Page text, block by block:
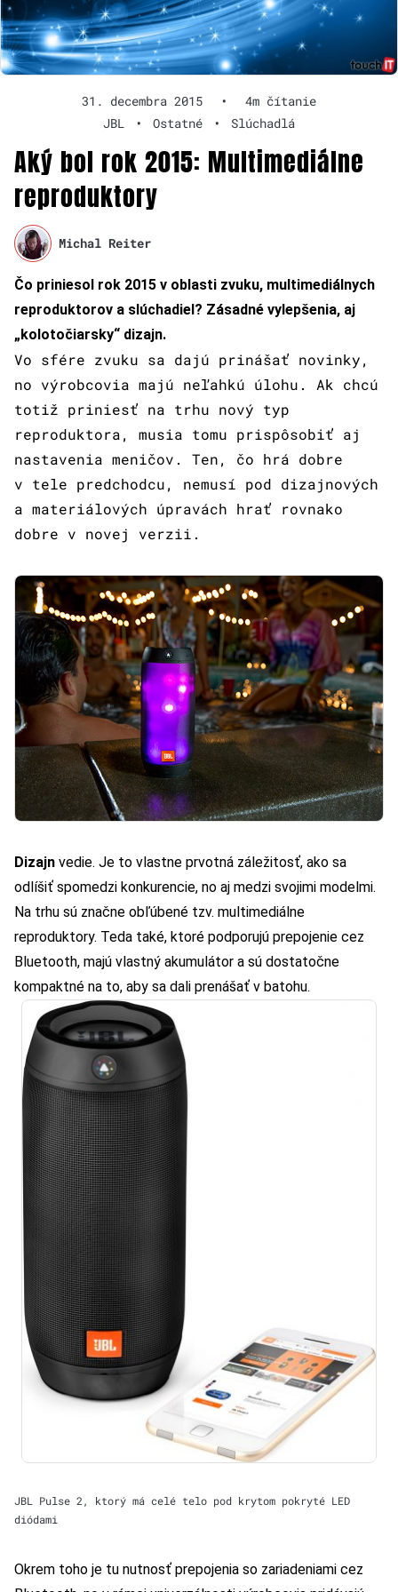
31. decembra 2015 •
4m čítanie
JBL
• Ostatné • Slúchadlá
Aký bol rok 2015: Multimediálne
reproduktory
Michal Reiter
Čo priniesol rok 2015 v oblasti zvuku, multimediálnych
reproduktorov a slúchadiel? Zásadné vylepšenia, aj
„kolotočiarsky“ dizajn.
Vo sfére zvuku sa dajú prinášať novinky,
no výrobcovia majú neľahkú úlohu. Ak chcú
totiž priniesť na trhu nový typ
reproduktora, musia tomu prispôsobiť aj
nastavenia meničov. Ten, čo hrá dobre
v tele predchodcu, nemusí pod dizajnových
a materiálových úpravách hrať rovnako
dobre v novej verzii.
Dizajn vedie. Je to vlastne prvotná záležitosť, ako sa
odlíšiť spomedzi konkurencie, no aj medzi svojimi modelmi.
Na trhu sú značne obľúbené tzv. multimediálne
reproduktory. Teda také, ktoré podporujú prepojenie cez
Bluetooth, majú vlastný akumulátor a sú dostatočne
kompaktné na to, aby sa dali prenášať v batohu.
JBL Pulse 2, ktorý má celé telo pod krytom pokryté LED
diódami
Okrem toho je tu nutnosť prepojenia so zariadeniami cez